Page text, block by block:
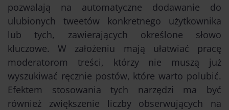
pozwalają na automatyczne dodawanie do
ulubionych tweetów konkretnego użytkownika
lub tych, zawierających określone słowo
kluczowe. W założeniu mają ułatwiać pracę
moderatorom treści, którzy nie muszą już
wyszukiwać ręcznie postów, które warto polubić.
Efektem stosowania tych narzędzi ma być
również zwiększenie liczby obserwujących na